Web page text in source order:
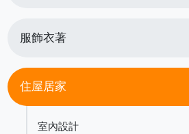
服飾衣著
住屋居家
室內設計